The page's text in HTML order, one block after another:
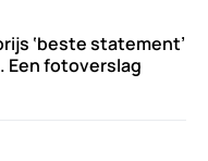
‘beste statement’
Een fotoverslag